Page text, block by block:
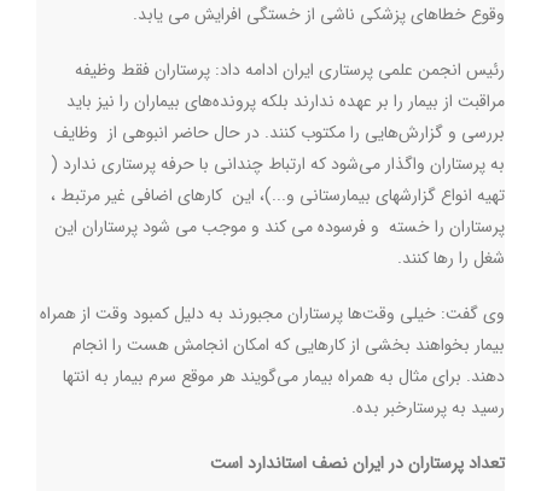
وقوع خطاهای پزشکی ناشی از خستگی افرایش می یابد.
رئیس انجمن علمی پرستاری ایران ادامه داد: پرستاران فقط وظیفه
مراقبت از بیمار را بر عهده ندارند بلکه پرونده‌های بیماران را نیز باید
بررسی و گزارش‌هایی را مکتوب کنند. در حال حاضر انبوهی از وظایف
به پرستاران واگذار می‌شود که ارتباط چندانی با حرفه پرستاری ندارد (
تهیه انواع گزارشهای بیمارستانی و...)، این کارهای اضافی غیر مرتبط ،
پرستاران را خسته و فرسوده می کند و موجب می شود پرستاران این
شغل را رها کنند.
وی گفت: خیلی وقت‌ها پرستاران مجبورند به دلیل کمبود وقت از همراه
بیمار بخواهند بخشی از کارهایی که امکان انجامش هست را انجام
دهند. برای مثال به همراه بیمار می‌گویند هر موقع سرم بیمار به انتها
رسید به پرستارخبر بده.
تعداد پرستاران در ایران نصف استاندارد است